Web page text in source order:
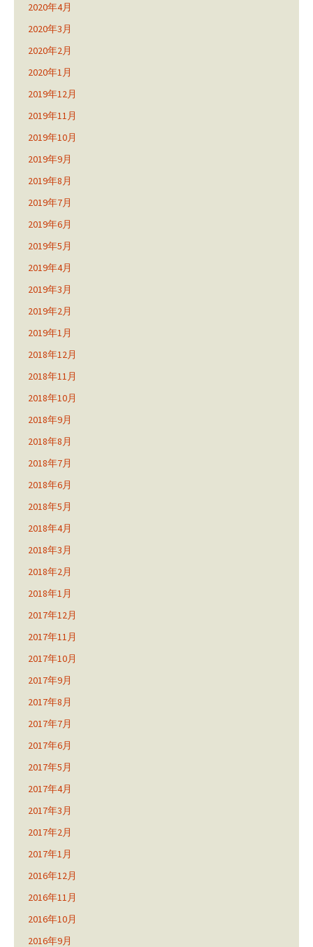
2020年4月
2020年3月
2020年2月
2020年1月
2019年12月
2019年11月
2019年10月
2019年9月
2019年8月
2019年7月
2019年6月
2019年5月
2019年4月
2019年3月
2019年2月
2019年1月
2018年12月
2018年11月
2018年10月
2018年9月
2018年8月
2018年7月
2018年6月
2018年5月
2018年4月
2018年3月
2018年2月
2018年1月
2017年12月
2017年11月
2017年10月
2017年9月
2017年8月
2017年7月
2017年6月
2017年5月
2017年4月
2017年3月
2017年2月
2017年1月
2016年12月
2016年11月
2016年10月
2016年9月